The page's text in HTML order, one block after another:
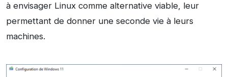
à envisager Linux comme alternative viable, leur
permettant de donner une seconde vie à leurs
machines.